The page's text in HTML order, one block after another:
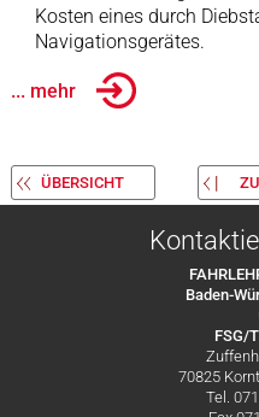
Kosten eines durch
Navigationsgerätes.
... mehr
ÜBERSICHT
Baden-
FSG/
70825
Tel.